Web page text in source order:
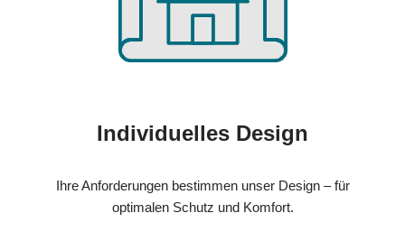
Individuelles Design
Ihre Anforderungen bestimmen unser Design – für
optimalen Schutz und Komfort.